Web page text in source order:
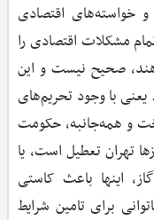
و خواسته‌های اقتصادی
مشکلات اقتصادی را
صحیح نیست و این
با وجود تحریم‌های
و همه‌جانبه، حکومت
تهران تعطیل است، یا
اینها باعث کاستی
برای تامین شرایط